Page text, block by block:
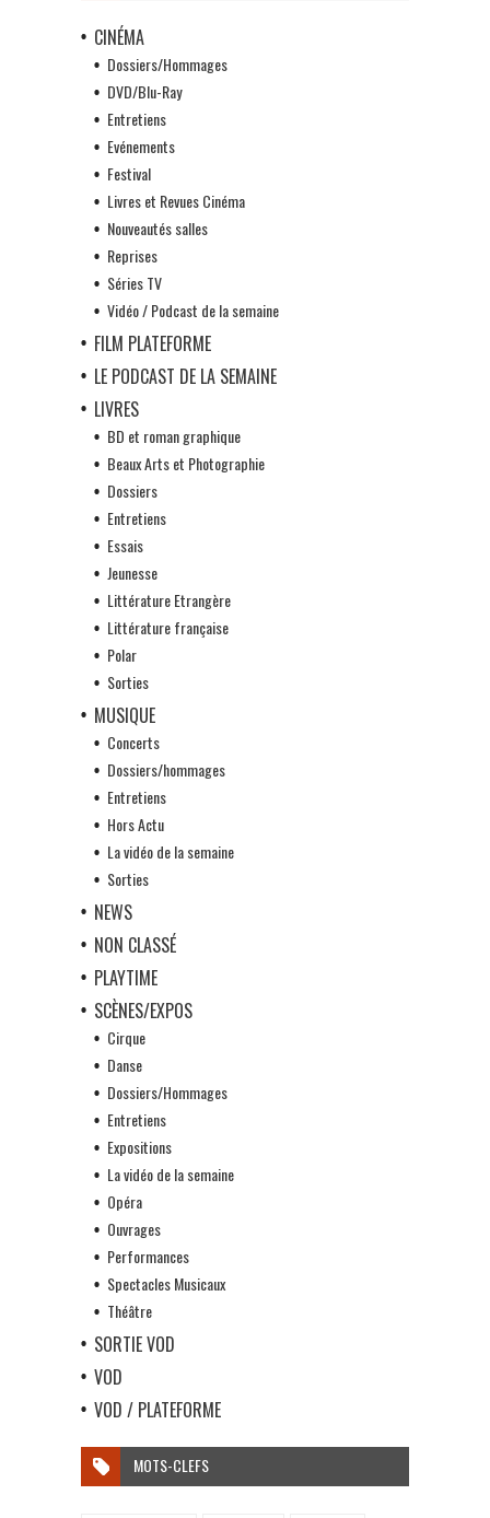
CINÉMA
Dossiers/Hommages
DVD/Blu-Ray
Entretiens
Evénements
Festival
Livres et Revues Cinéma
Nouveautés salles
Reprises
Séries TV
Vidéo / Podcast de la semaine
FILM PLATEFORME
LE PODCAST DE LA SEMAINE
LIVRES
BD et roman graphique
Beaux Arts et Photographie
Dossiers
Entretiens
Essais
Jeunesse
Littérature Etrangère
Littérature française
Polar
Sorties
MUSIQUE
Concerts
Dossiers/hommages
Entretiens
Hors Actu
La vidéo de la semaine
Sorties
NEWS
NON CLASSÉ
PLAYTIME
SCÈNES/EXPOS
Cirque
Danse
Dossiers/Hommages
Entretiens
Expositions
La vidéo de la semaine
Opéra
Ouvrages
Performances
Spectacles Musicaux
Théâtre
SORTIE VOD
VOD
VOD / PLATEFORME
MOTS-CLEFS